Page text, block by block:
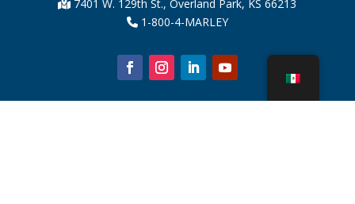
7401 W. 129th St., Overland Park, KS 66213
1-800-4-MARLEY